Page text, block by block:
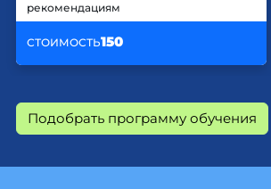
рекомендациям
СТОИМОСТЬ150
Подобрать программу обучения